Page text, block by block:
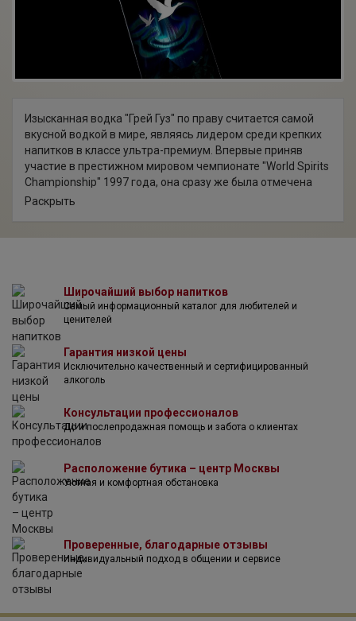
Изысканная водка "Грей Гуз" по праву считается самой
вкусной водкой в мире, являясь лидером среди крепких
напитков в классе ультра-премиум. Впервые приняв
участие в престижном мировом чемпионате "World Spirits
Championship" 1997 года, она сразу же была отмечена
титулом "World’s Best Tasting Vodka" и завоевала
Раскрыть
Широчайший выбор напитков
Самый информационный каталог для любителей и
ценителей
Гарантия низкой цены
Исключительно качественный и сертифицированный
алкоголь
Консультации профессионалов
До и послепродажная помощь и забота о клиентах
Расположение бутика – центр Москвы
Уютная и комфортная обстановка
Проверенные, благодарные отзывы
Индивидуальный подход в общении и сервисе